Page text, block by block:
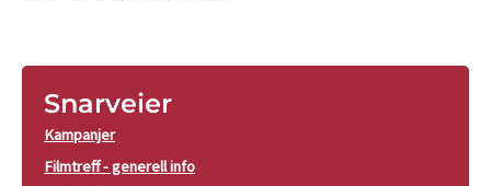
Snarveier
Kampanjer
Filmtreff - generell info